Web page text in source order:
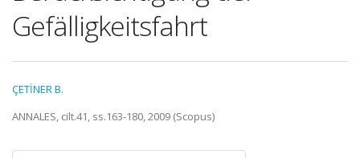
Gefälligkeitsfahrt
ÇETİNER B.
ANNALES, cilt.41, ss.163-180, 2009 (Scopus)